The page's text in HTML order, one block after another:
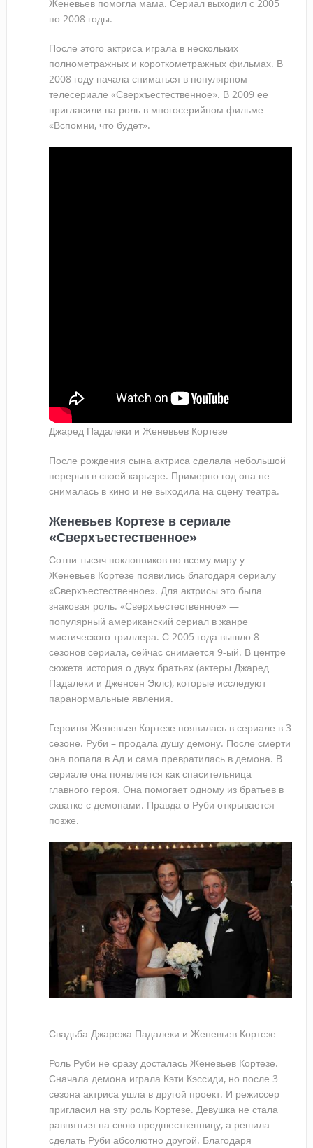
Женевьев помогла мама. Сериал выходил с 2005
по 2008 годы.
После этого актриса играла в нескольких
полнометражных и короткометражных фильмах. В
2008 году начала сниматься в популярном
телесериале «Сверхъестественное». В 2009 ее
пригласили на роль в многосерийном фильме
«Вспомни, что будет».
Джаред Падалеки и Женевьев Кортезе
После рождения сына актриса сделала небольшой
перерыв в своей карьере. Примерно год она не
снималась в кино и не выходила на сцену театра.
Женевьев Кортезе в сериале
«Сверхъестественное»
Сотни тысяч поклонников по всему миру у
Женевьев Кортезе появились благодаря сериалу
«Сверхъестественное». Для актрисы это была
знаковая роль. «Сверхъестественное» —
популярный американский сериал в жанре
мистического триллера. С 2005 года вышло 8
сезонов сериала, сейчас снимается 9-ый. В центре
сюжета история о двух братьях (актеры Джаред
Падалеки и Дженсен Эклс), которые исследуют
паранормальные явления.
Героиня Женевьев Кортезе появилась в сериале в 3
сезоне. Руби – продала душу демону. После смерти
она попала в Ад и сама превратилась в демона. В
сериале она появляется как спасительница
главного героя. Она помогает одному из братьев в
схватке с демонами. Правда о Руби открывается
позже.
Свадьба Джарежа Падалеки и Женевьев Кортезе
Роль Руби не сразу досталась Женевьев Кортезе.
Сначала демона играла Кэти Кэссиди, но после 3
сезона актриса ушла в другой проект. И режиссер
пригласил на эту роль Кортезе. Девушка не стала
равняться на свою предшественницу, а решила
сделать Руби абсолютно другой. Благодаря